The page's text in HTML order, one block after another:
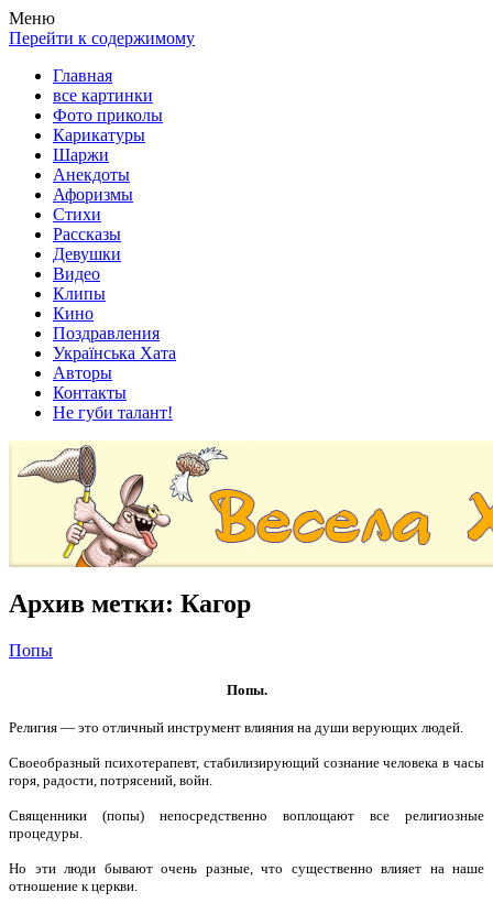
Весела хата — прикольные картинки, смешные истории,
клипы!
Покажем всем ваши фото приколы, карикатуры, шаржи, стихи,
рассказы, видео и песни!
Меню
Перейти к содержимому
Главная
все картинки
Фото приколы
Карикатуры
Шаржи
Анекдоты
Афоризмы
Стихи
Рассказы
Девушки
Видео
Клипы
Кино
Поздравления
Українська Хата
Авторы
Контакты
Не губи талант!
Архив метки: Кагор
Попы
Попы.
Религия — это отличный инструмент влияния на души верующих людей.
Своеобразный психотерапевт, стабилизирующий сознание человека в часы
горя, радости, потрясений, войн.
Священники (попы) непосредственно воплощают все религиозные
процедуры.
Но эти люди бывают очень разные, что существенно влияет на наше
отношение к церкви.